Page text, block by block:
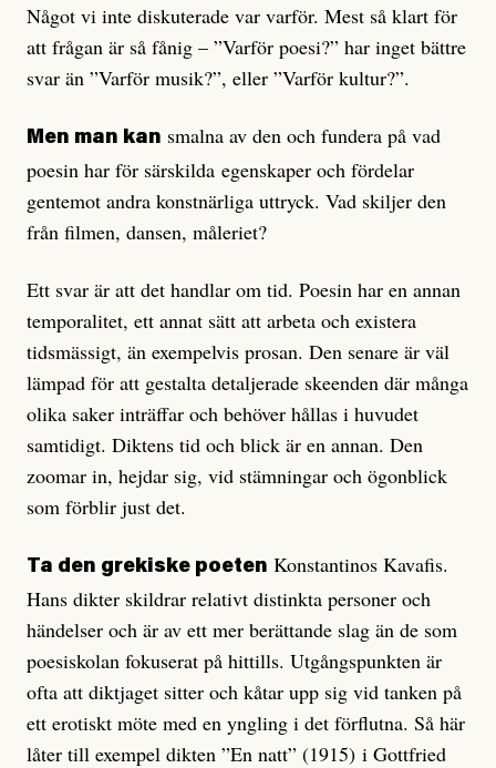
Något vi inte diskuterade var varför. Mest så klart för
att frågan är så fånig – ”Varför poesi?” har inget bättre
svar än ”Varför musik?”, eller ”Varför kultur?”.
Men man kan smalna av den och fundera på vad
poesin har för särskilda egenskaper och fördelar
gentemot andra konstnärliga uttryck. Vad skiljer den
från filmen, dansen, måleriet?
Ett svar är att det handlar om tid. Poesin har en annan
temporalitet, ett annat sätt att arbeta och existera
tidsmässigt, än exempelvis prosan. Den senare är väl
lämpad för att gestalta detaljerade skeenden där många
olika saker inträffar och behöver hållas i huvudet
samtidigt. Diktens tid och blick är en annan. Den
zoomar in, hejdar sig, vid stämningar och ögonblick
som förblir just det.
Ta den grekiske poeten Konstantinos Kavafis.
Hans dikter skildrar relativt distinkta personer och
händelser och är av ett mer berättande slag än de som
poesiskolan fokuserat på hittills. Utgångspunkten är
ofta att diktjaget sitter och kåtar upp sig vid tanken på
ett erotiskt möte med en yngling i det förflutna. Så här
låter till exempel dikten ”En natt” (1915) i Gottfried